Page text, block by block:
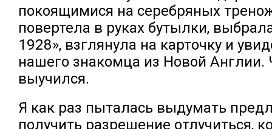
покоящимися на серебряных
повертела в руках бутылки,
1928», взглянула на карточку и
нашего знакомца из Новой Англии.
выучился.
Я как раз пыталась выдумать
получить разрешение отлучиться,